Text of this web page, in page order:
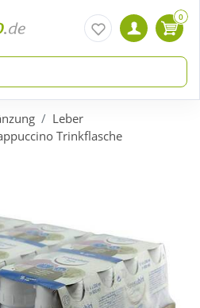
0
Leber
Trinkflasche